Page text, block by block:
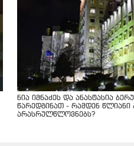
ნია იმნაძეს და ანასტასია
წარედგინათ - რამდენ წლიანი
არასრულწლოვნებს?